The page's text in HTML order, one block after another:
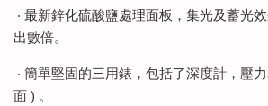
‧ 最新鋅化硫酸鹽處理面板，集光及蓄光
出數倍。
‧ 簡單堅固的三用錶，包括了深度計，壓
面 ) 。